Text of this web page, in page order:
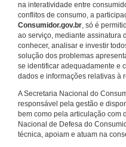
na interatividade entre
conflitos de consumo, a
Consumidor.gov.br, só é
ao serviço, mediante assinatura
conhecer, analisar e investir
solução dos problemas
se identificar adequadamente e
dados e informações relativas à
A Secretaria Nacional do
responsável pela gestão e
bem como pela articulação com
Nacional de Defesa do
técnica, apoiam e atuam na